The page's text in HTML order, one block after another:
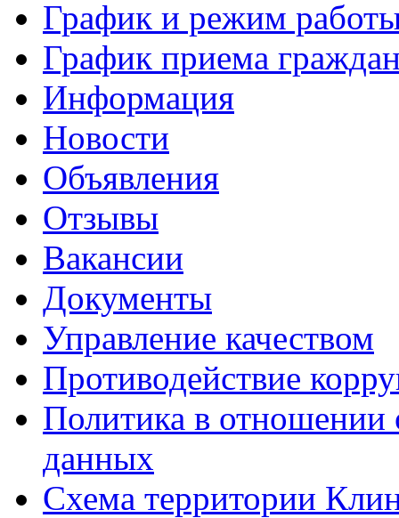
График и режим
График приема
Информация
Новости
Объявления
Отзывы
Вакансии
Документы
Управление качеством
Противодействие
Политика в отношении
данных
Схема территории